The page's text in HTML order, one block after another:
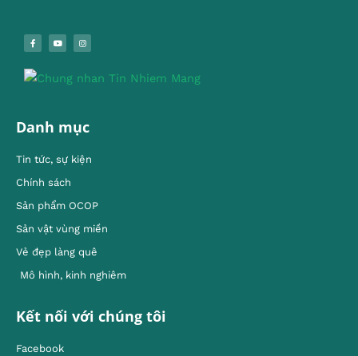
Danh mục
Tin tức, sự kiện
Chính sách
Sản phẩm OCOP
Sản vật vùng miền
Vẻ đẹp làng quê
Mô hình, kinh nghiêm
Kết nối với chúng tôi
Facebook